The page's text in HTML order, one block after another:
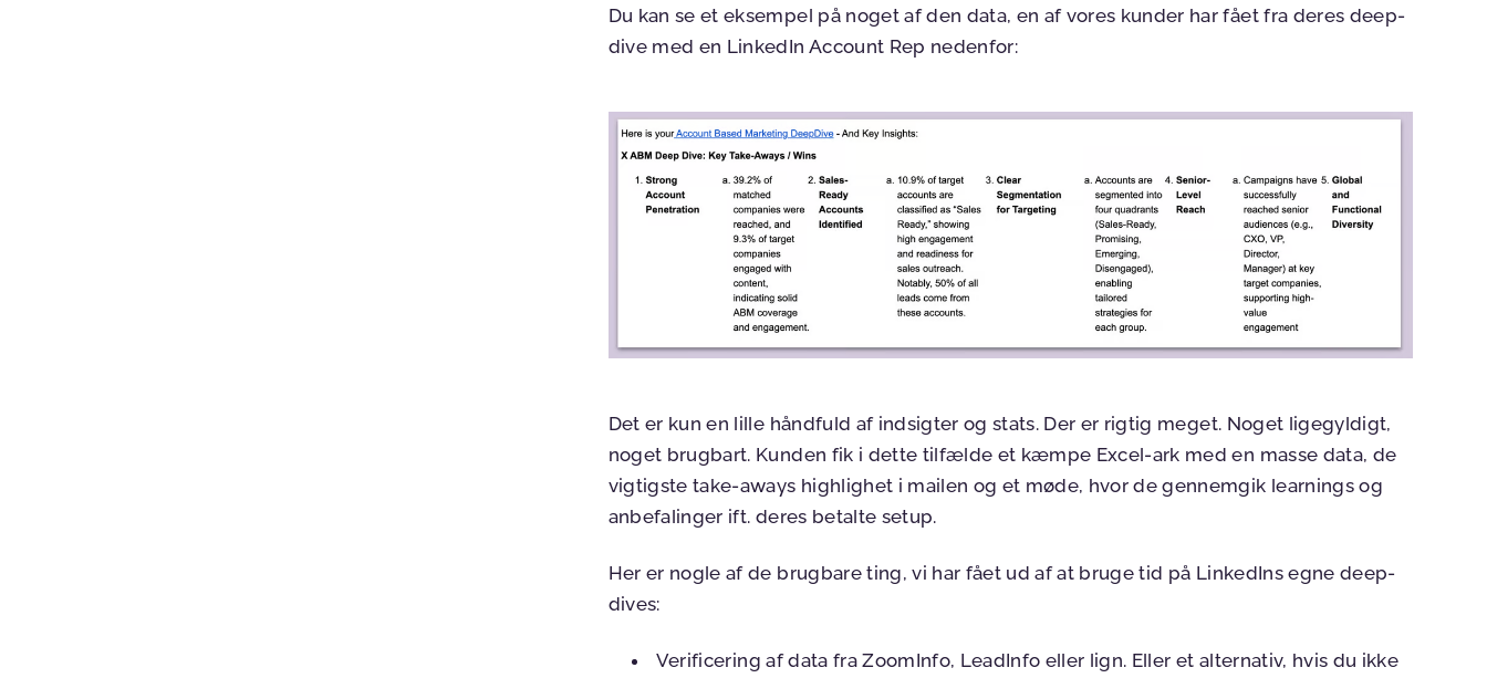
Du kan se et eksempel på noget af den data, en af vores kunder har fået fra deres deep-
dive med en LinkedIn Account Rep nedenfor:
Det er kun en lille håndfuld af indsigter og stats. Der er rigtig meget. Noget ligegyldigt,
noget brugbart. Kunden fik i dette tilfælde et kæmpe Excel-ark med en masse data, de
vigtigste take-aways highlighet i mailen og et møde, hvor de gennemgik learnings og
anbefalinger ift. deres betalte setup.
Her er nogle af de brugbare ting, vi har fået ud af at bruge tid på LinkedIns egne deep-
dives:
Verificering af data fra ZoomInfo, LeadInfo eller lign. Eller et alternativ, hvis du ikke